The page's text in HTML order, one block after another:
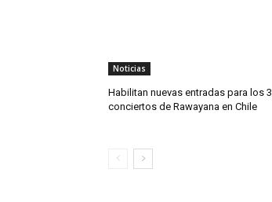
Noticias
Habilitan nuevas entradas para los 3
conciertos de Rawayana en Chile